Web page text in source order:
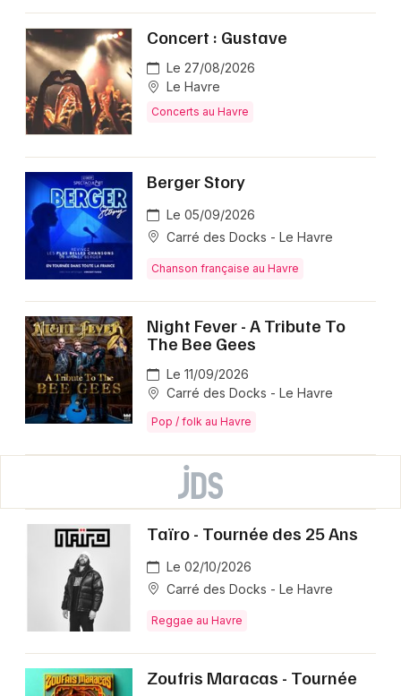
Concert : Gustave
Le 27/08/2026
Le Havre
Concerts au Havre
Berger Story
Le 05/09/2026
Carré des Docks - Le Havre
Chanson française au Havre
Night Fever - A Tribute To
The Bee Gees
Le 11/09/2026
Carré des Docks - Le Havre
Pop / folk au Havre
Taïro - Tournée des 25 Ans
Le 02/10/2026
Carré des Docks - Le Havre
Reggae au Havre
Zoufris Maracas - Tournée